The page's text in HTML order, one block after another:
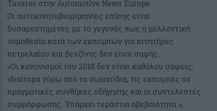
Tavares στην Automotive News Europe .
Οι αυτοκινητοβιομηχανίες επίσης είναι
δυσαρεστημένες με το γεγονός πως η μελλοντική
νομοθεσία κατά των εκπομπών για κινητήρες
πετρελαίου και βενζίνης δεν είναι σαφής.
«Οι κανονισμοί του 2018 δεν είναι καθόλου σαφείς,
ιδιαίτερα γύρω από τα σωματίδια, τις εκπομπές σε
πραγματικές συνθήκες οδήγησης και οι συντελεστές
συμμόρφωσης. Υπάρχει τεράστια αβεβαιότητα »,